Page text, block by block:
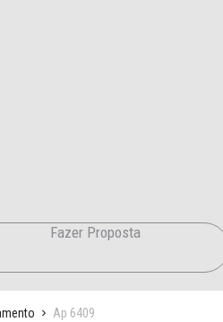
Fazer Proposta
Ap 6409